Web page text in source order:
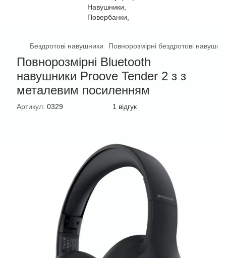
Бездротові навушники Повнорозмірні бездротові
Повнорозмірні Bluetooth
навушники Proove Tender 2 з з
металевим посиленням
Артикул: 0329 1 відгук